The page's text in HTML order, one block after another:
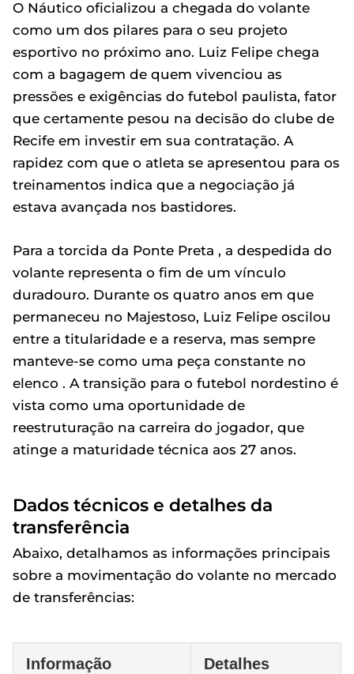
O Náutico oficializou a chegada do volante
como um dos pilares para o seu projeto
esportivo no próximo ano. Luiz Felipe chega
com a bagagem de quem vivenciou as
pressões e exigências do futebol paulista, fator
que certamente pesou na decisão do clube de
Recife em investir em sua contratação. A
rapidez com que o atleta se apresentou para os
treinamentos indica que a negociação já
estava avançada nos bastidores.
Para a torcida da Ponte Preta , a despedida do
volante representa o fim de um vínculo
duradouro. Durante os quatro anos em que
permaneceu no Majestoso, Luiz Felipe oscilou
entre a titularidade e a reserva, mas sempre
manteve-se como uma peça constante no
elenco . A transição para o futebol nordestino é
vista como uma oportunidade de
reestruturação na carreira do jogador, que
atinge a maturidade técnica aos 27 anos.
Dados técnicos e detalhes da
transferência
Abaixo, detalhamos as informações principais
sobre a movimentação do volante no mercado
de transferências:
Informação Detalhes